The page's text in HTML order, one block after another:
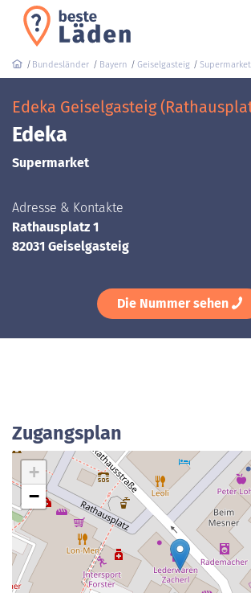
Bundesländer Bayern Geiselgasteig Supermarket
Edeka Geiselgasteig
Edeka
Supermarket
Adresse & Kontakte
Rathausplatz 1
82031 Geiselgasteig
Die Nummer sehen
Zugangsplan
+
−